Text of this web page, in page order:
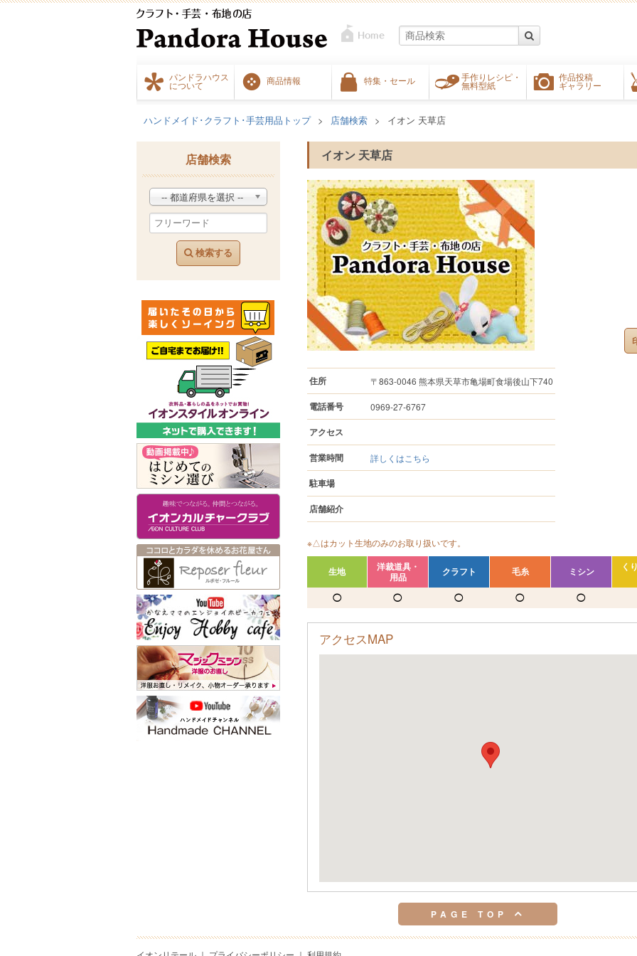
パンドラハウス
について
商品情報 特集・セール
手作りレシピ・
無料型紙
作品投稿
ギャラリー
ハンドメイド･クラフト･手芸用品トップ 店舗検索 イオン 天草店
イオン 天草店
住所 〒863-0046 熊本県天草市亀場町食場後山下740
電話番号 0969-27-6767
アクセス
営業時間
詳しくはこちら
駐車場
店舗紹介
※△はカット生地のみのお取り扱いです。
生地
洋裁道具・
用品
クラフト 毛糸 ミシン
く
◯
◯ ◯ ◯ ◯
アクセスMAP
店舗検索
-- 都道府県を選択 --
検索する
PAGE TOP